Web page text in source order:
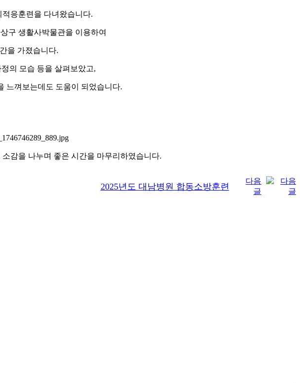
적응훈련을 다녀왔습니다.
구 생활사박물관을 이용하여
을 가졌습니다.
의 모습 등을 살펴보았고,
느껴보는데도 도움이 되었습니다.
감을 나누며 좋은 시간을 마무리하였습니다.
2025년도 대남병원 합동소방훈련
다음
글